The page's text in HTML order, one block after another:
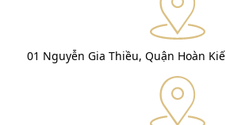
01 Nguyễn Gia Thiều, Quận Hoàn